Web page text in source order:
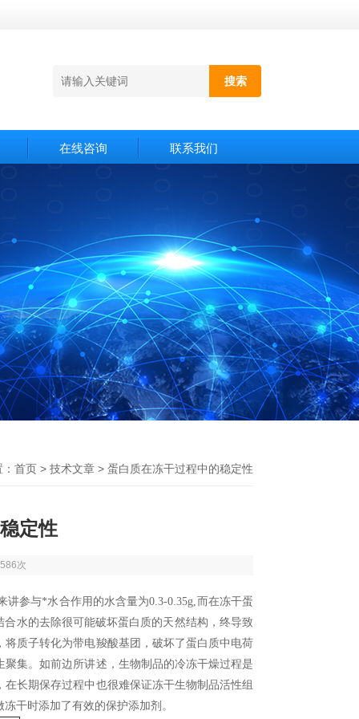
在线咨询 联系我们
首页 > 技术文章 > 蛋白质在冻干过程中的稳定性
定性
次
参与*水合作用的水含量为0.3-0.35g,而在冻干蛋
水的去除很可能破坏蛋白质的天然结构，终导致
质子转化为带电羧酸基团，破坏了蛋白质中电荷
集。如前边所讲述，生物制品的冷冻干燥过程是
长期保存过程中也很难保证冻干生物制品活性组
干时添加了有效的保护添加剂。